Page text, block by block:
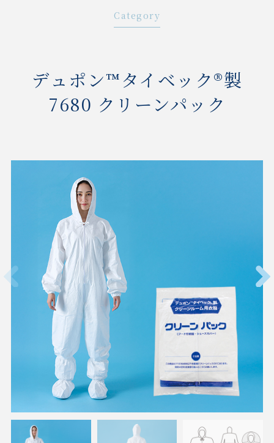
Category
デュポン™タイベック®製
7680 クリーンパック